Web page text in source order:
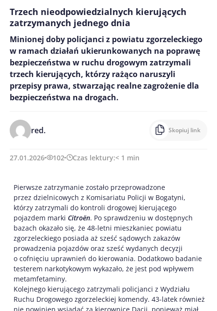
Trzech nieodpowiedzialnych kierujących
zatrzymanych jednego dnia
Minionej doby policjanci z powiatu zgorzeleckiego
w ramach działań ukierunkowanych na poprawę
bezpieczeństwa w ruchu drogowym zatrzymali
trzech kierujących, którzy rażąco naruszyli
przepisy prawa, stwarzając realne zagrożenie dla
bezpieczeństwa na drogach.
red. Skopiuj link
27.01.2026 102 Czas lektury:< 1 min
Pierwsze zatrzymanie zostało przeprowadzone
przez dzielnicowych z Komisariatu Policji w Bogatyni,
którzy zatrzymali do kontroli drogowej kierującego
pojazdem marki Citroën. Po sprawdzeniu w dostępnych
bazach okazało się, że 48-letni mieszkaniec powiatu
zgorzeleckiego posiada aż sześć sądowych zakazów
prowadzenia pojazdów oraz sześć wydanych decyzji
o cofnięciu uprawnień do kierowania. Dodatkowo badanie
testerem narkotykowym wykazało, że jest pod wpływem
metamfetaminy.
Kolejnego kierującego zatrzymali policjanci z Wydziału
Ruchu Drogowego zgorzeleckiej komendy. 43-latek również